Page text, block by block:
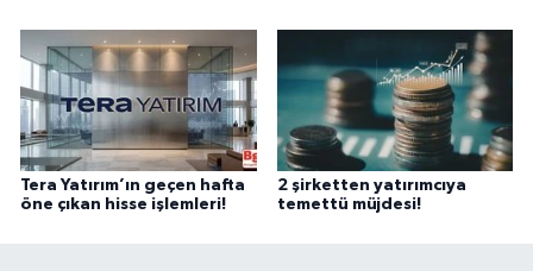
Tera Yatırım’ın geçen hafta
öne çıkan hisse işlemleri!
2 şirketten yatırımcıya
temettü müjdesi!